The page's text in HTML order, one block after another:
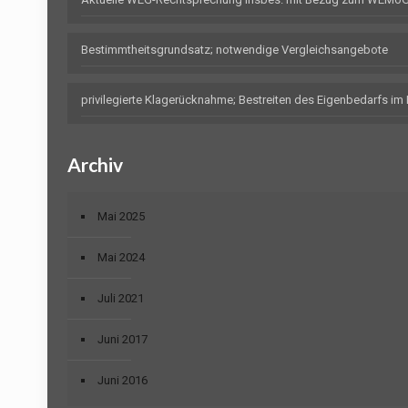
Bestimmtheitsgrundsatz; notwendige Vergleichsangebote
privilegierte Klagerücknahme; Bestreiten des Eigenbedarfs im
Archiv
Mai 2025
Mai 2024
Juli 2021
Juni 2017
Juni 2016